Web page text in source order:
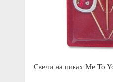
Свечи на пиках Me To